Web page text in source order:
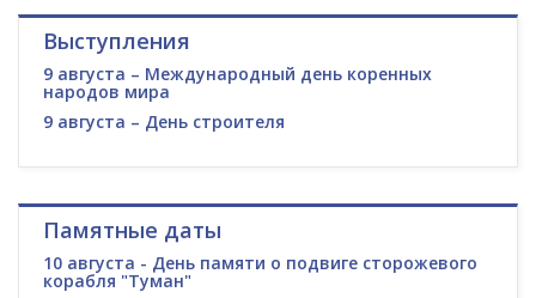
Выступления
9 августа – Международный день коренных
народов мира
9 августа – День строителя
Памятные даты
10 августа - День памяти о подвиге сторожевого
корабля "Туман"